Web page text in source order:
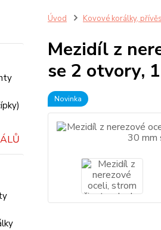
Úvod Kovové korálky,
Mezidíl z
se 2 otvory,
Novinka